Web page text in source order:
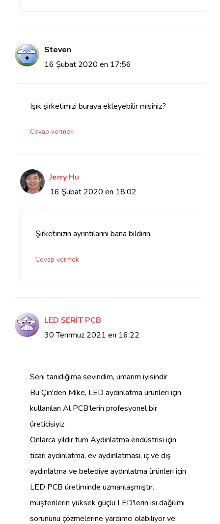
Steven
16 Şubat 2020 en 17:56
Işık şirketimizi buraya ekleyebilir misiniz?
Cevap vermek
Jerry Hu
16 Şubat 2020 en 18:02
Şirketinizin ayrıntılarını bana bildirin.
Cevap vermek
LED ŞERİT PCB
30 Temmuz 2021 en 16:22
Seni tanıdığıma sevindim, umarım iyisindir
Bu Çin'den Mike, LED aydınlatma ürünleri için
kullanılan Al PCB'lerin profesyonel bir
üreticisiyiz
Onlarca yıldır tüm Aydınlatma endüstrisi için
ticari aydınlatma, ev aydınlatması, iç ve dış
aydınlatma ve belediye aydınlatma ürünleri için
LED PCB üretiminde uzmanlaşmıştır.
müşterilerin yüksek güçlü LED'lerin ısı dağılımı
sorununu çözmelerine yardımcı olabiliyor ve